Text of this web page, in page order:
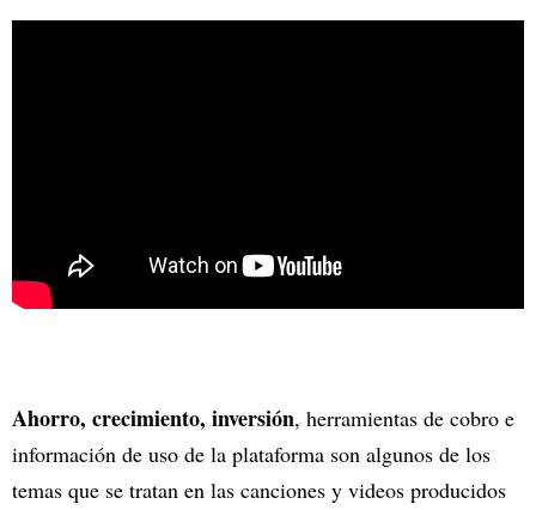
Ahorro, crecimiento, inversión, herramientas de cobro e
información de uso de la plataforma son algunos de los
temas que se tratan en las canciones y videos producidos